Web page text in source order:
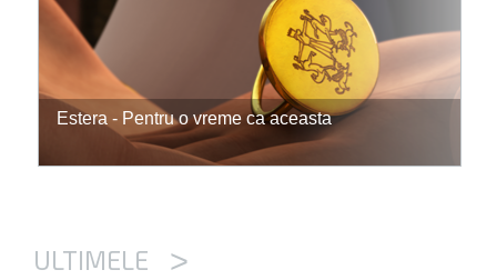
Estera - Pentru o vreme ca aceasta
ULTIMELE >